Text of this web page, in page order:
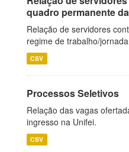
quadro permanente
Relação de servidores
regime de trabalho/
CSV
Processos Seletivos
Relação das vagas
ingresso na Unifei.
CSV